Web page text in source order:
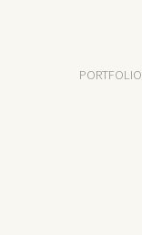
PORTFOLIO